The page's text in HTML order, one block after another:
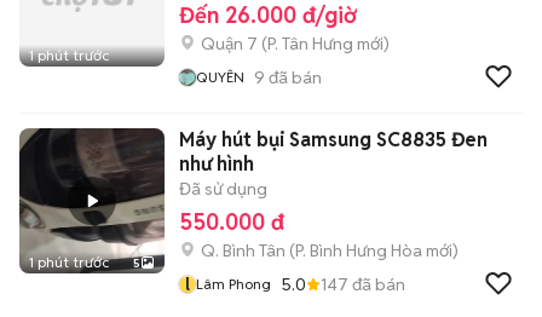
1 phút trước
Đến 26.000 đ/giờ
Quận 7 (P. Tân Hưng mới)
QUYÊN 9 đã bán
1 phút trước 5
Máy hút bụi Samsung SC8835 Đen
như hình
Đã sử dụng
550.000 đ
Q. Bình Tân (P. Bình Hưng Hòa mới)
l Lâm Phong 5.0 147 đã bán